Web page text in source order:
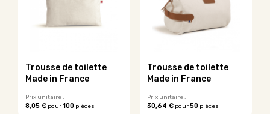
peuvent
sur
la
du
produit
options
peuvent
sur
la
du
produit
Trousse de toilette
Made in France
Prix unitaire :
8,05 € pour100 pièces
Trousse de toilette
Made in France
Prix unitaire :
30,64 €pour50pièces